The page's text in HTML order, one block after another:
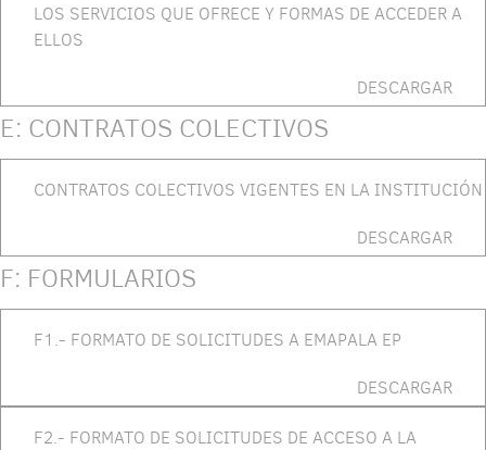
LOS SERVICIOS QUE OFRECE Y FORMAS DE ACCEDER A
ELLOS
DESCARGAR
E: CONTRATOS COLECTIVOS
CONTRATOS COLECTIVOS VIGENTES EN LA INSTITUCIÓN
DESCARGAR
F: FORMULARIOS
F1.- FORMATO DE SOLICITUDES A EMAPALA EP
DESCARGAR
F2.- FORMATO DE SOLICITUDES DE ACCESO A LA